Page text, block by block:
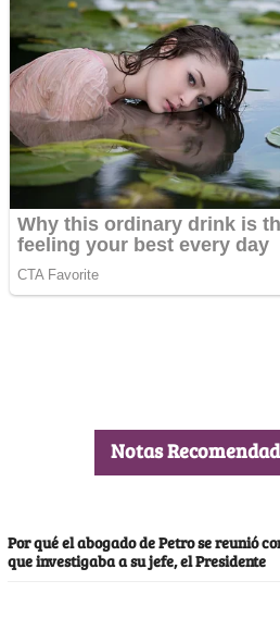
Notas
Por qué el abogado de Petro se reunió
que investigaba a su jefe, el Presidente